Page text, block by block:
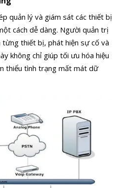
quản lý và giám sát các thiết bị
cách dễ dàng. Người quản trị
thiết bị, phát hiện sự cố và
không chỉ giúp tối ưu hóa hiệu
thiểu tình trạng mất mát dữ